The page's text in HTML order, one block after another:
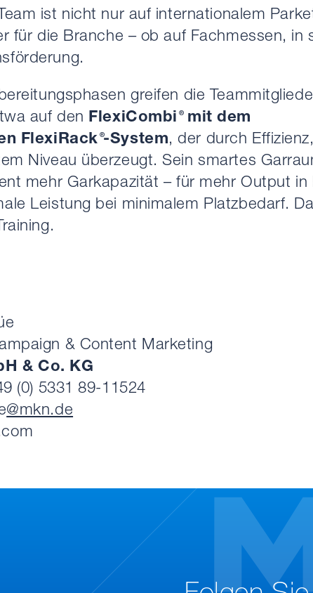
ist nicht nur auf internationalem
für die Branche – ob auf Fachmessen, in
greifen die
auf den FlexiCombi ®mit dem
FlexiRack ®-System, der durch
Niveau überzeugt. Sein smartes
mehr Garkapazität – für mehr Output
Leistung bei minimalem Platzbedarf.
& Content Marketing
& Co. KG
(0) 5331 89-11524
@mkn.de